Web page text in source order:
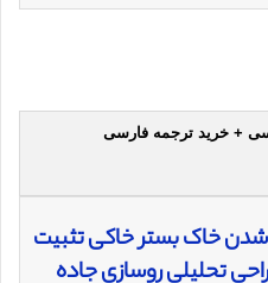
+ خرید ترجمه فارسی
شدن خاک بستر خاکی تثبیت
تحلیلی روسازی جاده